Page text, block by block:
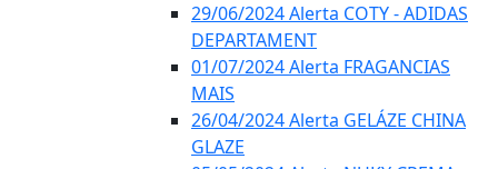
29/06/2024 Alerta COTY - ADIDAS
DEPARTAMENT
01/07/2024 Alerta FRAGANCIAS
MAIS
26/04/2024 Alerta GELÁZE CHINA
GLAZE